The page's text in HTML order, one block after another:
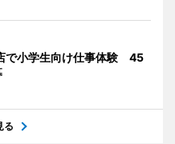
で小学生向け仕事体験 45
る